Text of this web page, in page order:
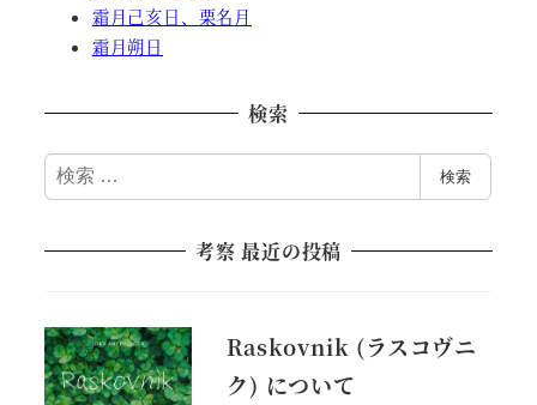
霜月己亥日、栗名月
霜月朔日
検索
検
索
検索
考察 最近の投稿
Raskovnik (ラスコヴニ
ク) について